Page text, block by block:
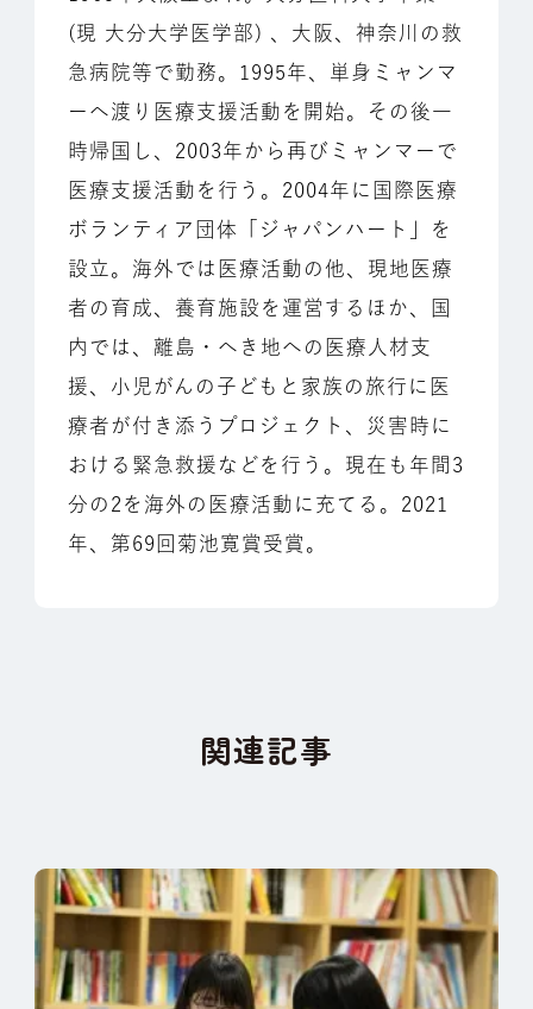
(現 大分大学医学部) 、大阪、神奈川の救
急病院等で勤務。1995年、単身ミャンマ
ーへ渡り医療支援活動を開始。その後一
時帰国し、2003年から再びミャンマーで
医療支援活動を行う。2004年に国際医療
ボランティア団体「ジャパンハート」を
設立。海外では医療活動の他、現地医療
者の育成、養育施設を運営するほか、国
内では、離島・へき地への医療人材支
援、小児がんの子どもと家族の旅行に医
療者が付き添うプロジェクト、災害時に
おける緊急救援などを行う。現在も年間3
分の2を海外の医療活動に充てる。2021
年、第69回菊池寛賞受賞。
関連記事